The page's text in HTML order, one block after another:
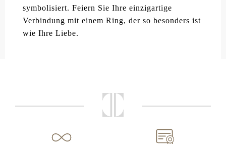
symbolisiert. Feiern Sie Ihre einzigartige
Verbindung mit einem Ring, der so besonders ist
wie Ihre Liebe.